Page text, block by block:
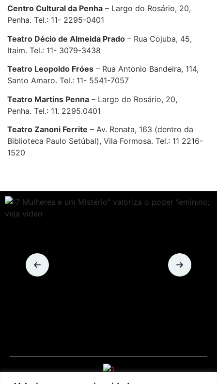
Centro Cultural da Penha – Largo do Rosário, 20,
Penha. Tel.: 11- 2295-0401
Teatro Décio de Almeida Prado – Rua Cojuba, 45,
Itaim. Tel.: 11- 3079-3438
Teatro Leopoldo Fróes – Rua Antonio Bandeira, 114,
Santo Amaro. Tel.: 11- 5541-7057
Teatro Martins Penna – Largo do Rosário, 20,
Penha. Tel.: 11. 2295.0401
Teatro Zanoni Ferrite – Av. Renata, 163 (dentro da
Biblioteca Paulo Setúbal), Vila Formosa. Tel.: 11 2216-
1520